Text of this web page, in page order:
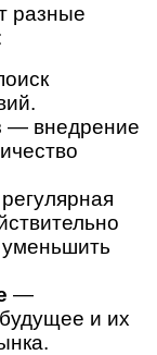
разные
— внедрение
—
и их